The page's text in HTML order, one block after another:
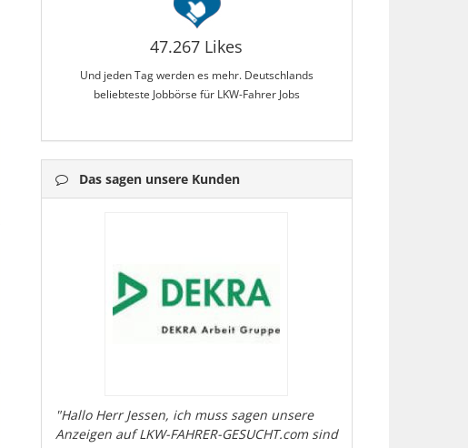
47.267 Likes
Und jeden Tag werden es mehr. Deutschlands
beliebteste Jobbörse für LKW-Fahrer Jobs
Das sagen unsere Kunden
"Hallo Herr Jessen, ich muss sagen unsere
Anzeigen auf LKW-FAHRER-GESUCHT.com sind